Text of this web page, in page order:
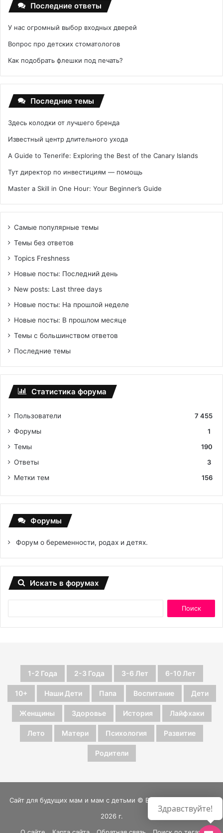
Последние ответы
У нас огромный выбор входных дверей
Вопрос про детских стоматологов
Как подобрать флешки под печать?
Последние темы
Здесь колодки от лучшего бренда
Известный центр длительного ухода
A Guide to Tenerife: Exploring the Best of the Canary Islands
Тут директор по инвестициям — помощь
Master a Skill in One Hour: Your Beginner’s Guide
Самые популярные темы
Темы без ответов
Topics Freshness
Новые посты: Последний день
New posts: Last three days
Новые посты: На прошлой неделе
Новые посты: В прошлом месяце
Темы с большинством ответов
Последние темы
Статистика форума
Пользователи
7 455
Форумы
1
Темы
190
Ответы
3
Метки тем
156
Форумы
Форум о беременности, родах и детях.
Искать в форумах
1-2 Года 2-3 Года 3-6 Лет 6-10 Лет
10+ Наши Дети Папа Воспитание Дети
Женщины Здоровье История Лайфхаки
Лето Матери Психология Развитие
Родители
Сайт для будущих мам и мам с детьми © Все права защищены
2026 г.
Здравствуйте!